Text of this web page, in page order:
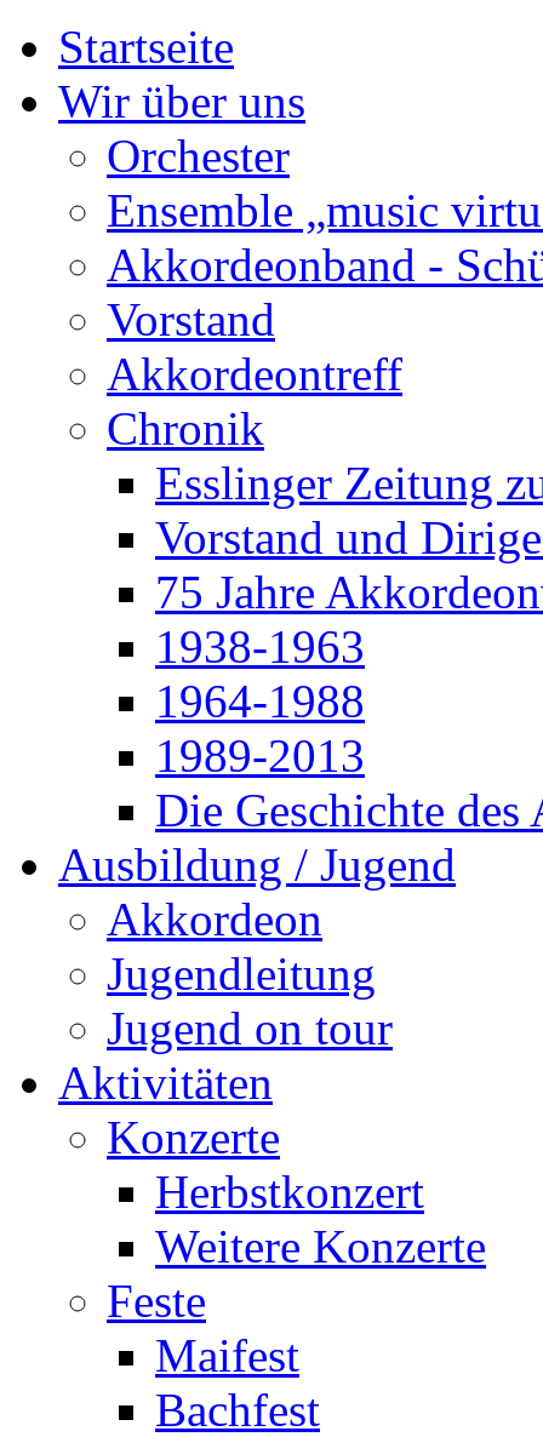
Startseite
Wir über uns
Orchester
Ensemble „music
Akkordeonband -
Vorstand
Akkordeontreff
Chronik
Esslinger Zeitung
Vorstand und
75 Jahre
1938-1963
1964-1988
1989-2013
Die Geschichte des
Ausbildung / Jugend
Akkordeon
Jugendleitung
Jugend on tour
Aktivitäten
Konzerte
Herbstkonzert
Weitere Konzerte
Feste
Maifest
Bachfest